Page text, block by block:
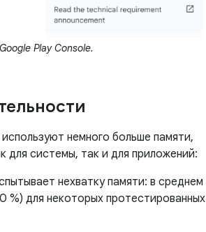
Play Console.
немного больше памяти,
для системы, так и для приложений:
нехватку памяти: в среднем
%) для некоторых протестированных